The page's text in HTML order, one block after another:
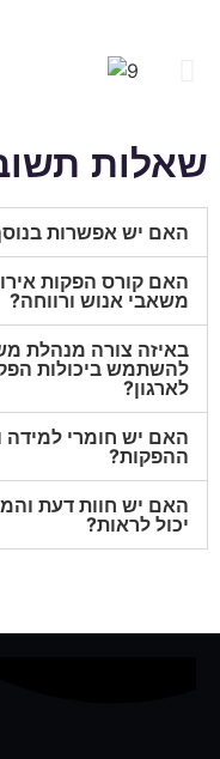
שאלות
האם יש אפשרות בנוסף
האם קורס הפקות
משאבי אנוש ורווחה?
באיזה צורה מנהלת
להשתמש ביכולות
לארגון?
האם יש חומרי
ההפקות?
האם יש חוות דעת
יכול לראות?